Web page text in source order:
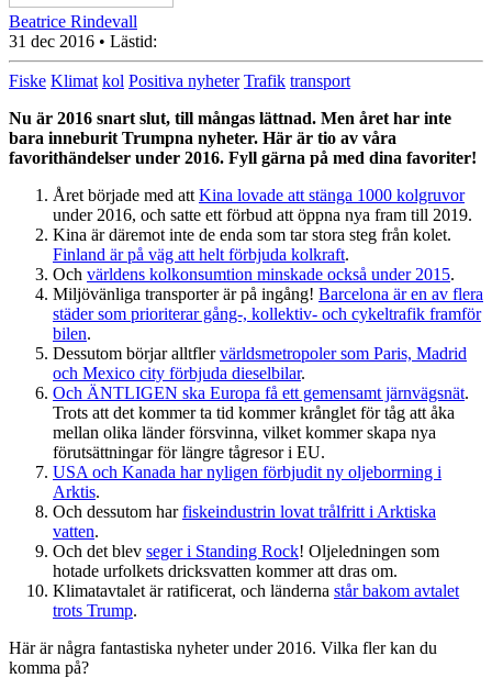
Beatrice Rindevall
31 dec 2016 • Lästid:
Fiske Klimat kol Positiva nyheter Trafik transport
Nu är 2016 snart slut, till mångas lättnad. Men året har inte
bara inneburit Trumpna nyheter. Här är tio av våra
favorithändelser under 2016. Fyll gärna på med dina favoriter!
Året började med att Kina lovade att stänga 1000 kolgruvor
under 2016, och satte ett förbud att öppna nya fram till 2019.
Kina är däremot inte de enda som tar stora steg från kolet.
Finland är på väg att helt förbjuda kolkraft.
Och världens kolkonsumtion minskade också under 2015.
Miljövänliga transporter är på ingång! Barcelona är en av flera
städer som prioriterar gång-, kollektiv- och cykeltrafik framför
bilen.
Dessutom börjar alltflervärldsmetropoler som Paris, Madrid
och Mexico city förbjuda dieselbilar.
Och ÄNTLIGEN ska Europa få ett gemensamt järnvägsnät.
Trots att det kommer ta tid kommer krånglet för tåg att åka
mellan olika länder försvinna, vilket kommer skapa nya
förutsättningar för längre tågresor i EU.
USA och Kanada har nyligen förbjudit ny oljeborrning i
Arktis.
Och dessutom harfiskeindustrin lovat trålfritt i Arktiska
vatten.
Och det blev seger i Standing Rock! Oljeledningen som
hotade urfolkets dricksvatten kommer att dras om.
Klimatavtalet är ratificerat, och länderna står bakom avtalet
trots Trump.
Här är några fantastiska nyheter under 2016. Vilka fler kan du
komma på?